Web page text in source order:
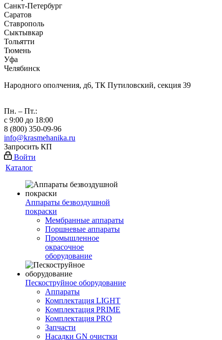
Санкт-Петербург
Саратов
Ставрополь
Сыктывкар
Тольятти
Тюмень
Уфа
Челябинск
Народного ополчения, д6, ТК Путиловский, секция 39
Пн. – Пт.:
с 9:00 до 18:00
8 (800) 350-09-96
info@krasmehanika.ru
Запросить КП
Войти
Каталог
Аппараты безвоздушной
покраски
Мембранные аппараты
Поршневые аппараты
Промышленное
окрасочное
оборудование
Пескоструйное оборудование
Аппараты
Комплектация LIGHT
Комплектация PRIME
Комплектация PRO
Запчасти
Насадки GN очистки